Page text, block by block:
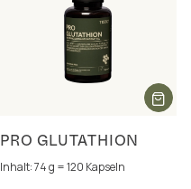
PRO GLUTATHION
Inhalt: 74 g = 120 Kapseln